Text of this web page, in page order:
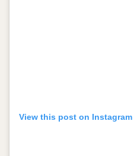
View this post on Instagram